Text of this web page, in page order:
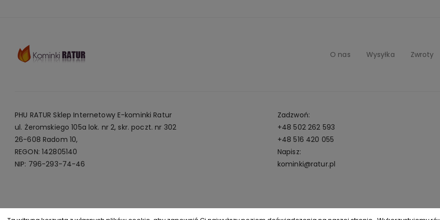
O nas Wysyłka Zwroty
PHU RATUR Sklep Internetowy E-kominki Ratur
ul. Żeromskiego 105a lok. nr 2, skr. poczt. nr 302
26-608 Radom 10,
REGON: 142805140
NIP: 796-293-74-46
Zadzwoń:
+48 502 262 593
+48 516 420 055
Napisz:
kominki@ratur.pl